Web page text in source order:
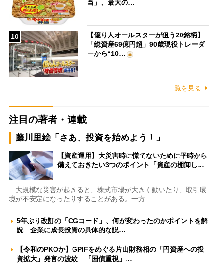
当」、最大の…
10
【億り人オールスターが狙う20銘柄】
「総資産69億円超」90歳現役トレーダ
ーから“10…
一覧を見る
注目の著者・連載
藤川里絵「さあ、投資を始めよう！」
【資産運用】大災害時に慌てないために平時から
備えておきたい3つのポイント「資産の棚卸し…
大規模な災害が起きると、株式市場が大きく動いたり、取引環
境が不安定になったりすることがある。一方…
5年ぶり改訂の「CGコード」、何が変わったのかポイントを解
説 企業に成長投資の具体的な説…
【令和のPKOか】GPIFをめぐる片山財務相の「円資産への投
資拡大」発言の波紋 「国債重視」…